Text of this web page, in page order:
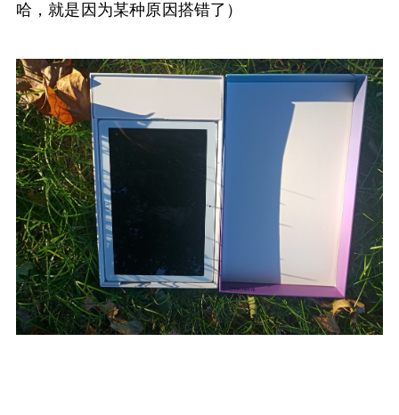
哈，就是因为某种原因搭错了）